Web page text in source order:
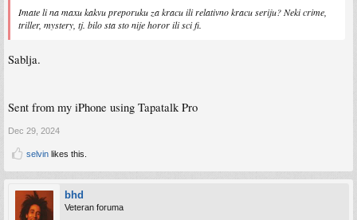
Imate li na maxu kakvu preporuku za kracu ili relativno kracu seriju? Neki crime,
triller, mystery, tj. bilo sta sto nije horor ili sci fi.
Sablja.
Sent from my iPhone using Tapatalk Pro
Dec 29, 2024
selvin likes this.
bhd
Veteran foruma